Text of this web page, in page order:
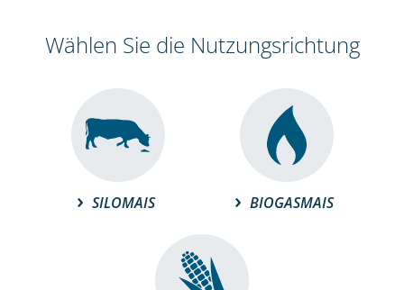
Wählen Sie die Nutzungsrichtung
SILOMAIS BIOGASMAIS